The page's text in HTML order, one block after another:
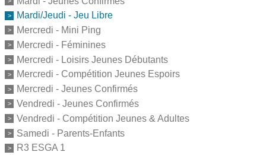
Mardi/Jeudi - Jeu Libre
Mercredi - Mini Ping
Mercredi - Féminines
Mercredi - Loisirs Jeunes Débutants
Mercredi - Compétition Jeunes Espoirs
Mercredi - Jeunes Confirmés
Vendredi - Jeunes Confirmés
Vendredi - Compétition Jeunes & Adultes
Samedi - Parents-Enfants
R3 ESGA 1